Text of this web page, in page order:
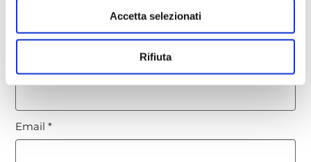
Accetta selezionati
Rifiuta
Email*